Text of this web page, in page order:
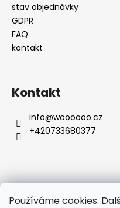
Používáme cookies.
stav objednávky
GDPR
FAQ
kontakt
Kontakt
info@woooooo.cz
+420733680377
Přijímáme online